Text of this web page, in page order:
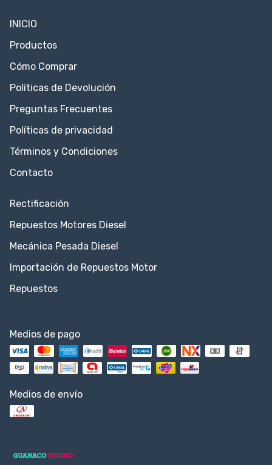
INICIO
Productos
Cómo Comprar
Políticas de Devolución
Preguntas Frecuentes
Políticas de privacidad
Términos y Condiciones
Contacto
Rectificación
Repuestos Motores Diesel
Mecánica Pesada Diesel
Importación de Repuestos Motor
Repuestos
Medios de pago
Medios de envío